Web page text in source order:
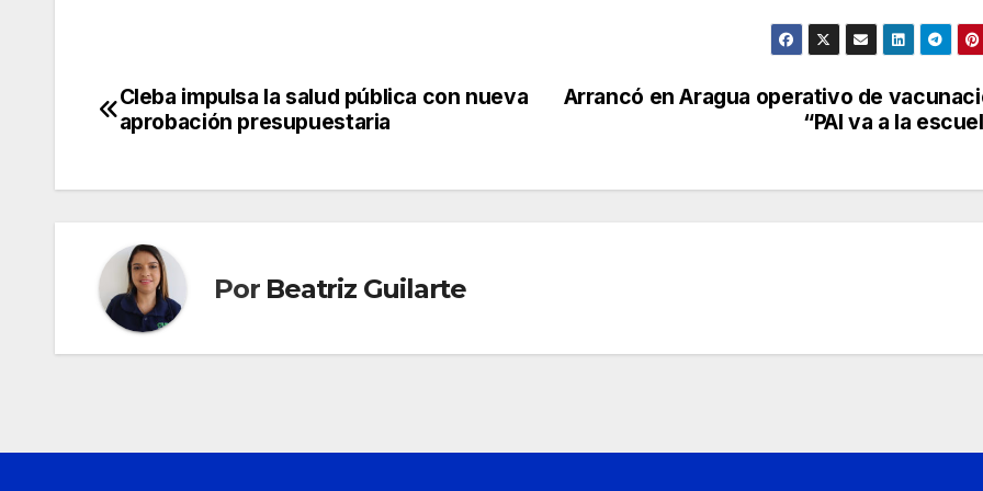
Navegación
entradas
Arrancó en Aragua operativo de
“PAI va a la
Cleba impulsa la salud pública con nueva
aprobación presupuestaria
Por Beatriz Guilarte